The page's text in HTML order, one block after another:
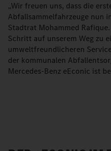
„Wir freuen uns, dass die
Abfallsammelfahrzeuge nun
Stadtrat Mohammed
Schritt auf unserem Weg zu
umweltfreundlicheren
der kommunalen
Mercedes-Benz eEconic ist